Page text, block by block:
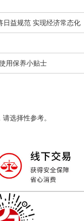
日益规范 实现经济常态化
用保养小贴士
选择性参考。